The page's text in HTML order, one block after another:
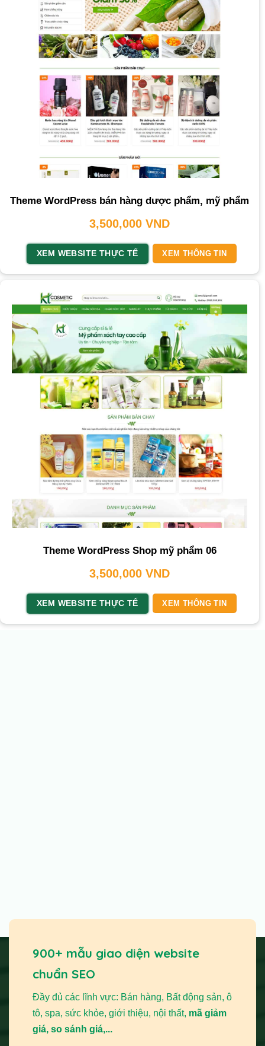
Theme WordPress bán hàng dược phẩm, mỹ phẩm
3,500,000 VND
XEM WEBSITE THỰC TẾ XEM THÔNG TIN
Theme WordPress Shop mỹ phẩm 06
3,500,000 VND
XEM WEBSITE THỰC TẾ XEM THÔNG TIN
900+ mẫu giao diện website
chuẩn SEO
Đầy đủ các lĩnh vực: Bán hàng, Bất động sản, ô
tô, spa, sức khỏe, giới thiệu, nội thất, mã giảm
giá, so sánh giá,...